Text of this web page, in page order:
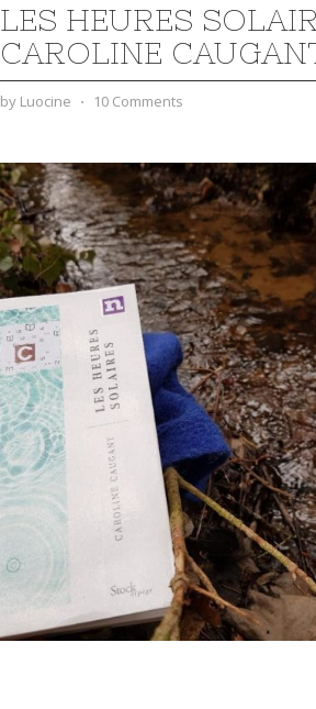
LES HEURES
CAROLINE
by Luocine ⋅ 10 Comments